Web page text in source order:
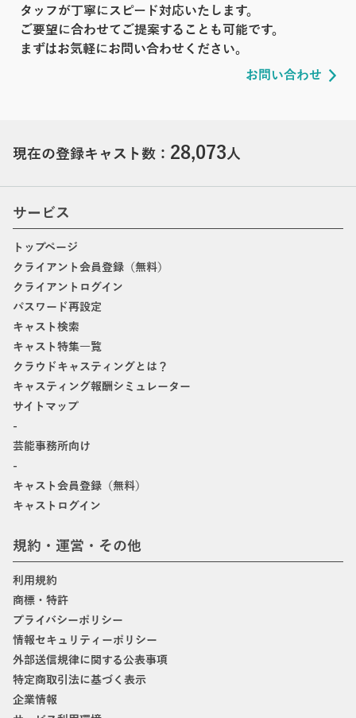
タッフが丁寧にスピード対応いたします。
ご要望に合わせてご提案することも可能です。
まずはお気軽にお問い合わせください。
お問い合わせ
現在の登録キャスト数： 28,073人
サービス
トップページ
クライアント会員登録（無料）
クライアントログイン
パスワード再設定
キャスト検索
キャスト特集一覧
クラウドキャスティングとは？
キャスティング報酬シミュレーター
サイトマップ
-
芸能事務所向け
-
キャスト会員登録（無料）
キャストログイン
規約・運営・その他
利用規約
商標・特許
プライバシーポリシー
情報セキュリティーポリシー
外部送信規律に関する公表事項
特定商取引法に基づく表示
企業情報